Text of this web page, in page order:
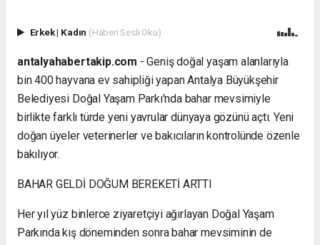
Erkek| Kadın (Haberi Sesli Oku)
antalyahabertakip.com - Geniş doğal yaşam alanlarıyla
bin 400 hayvana ev sahipliği yapan Antalya Büyükşehir
Belediyesi Doğal Yaşam Parkı'nda bahar mevsimiyle
birlikte farklı türde yeni yavrular dünyaya gözünü açtı. Yeni
doğan üyeler veterinerler ve bakıcıların kontrolünde özenle
bakılıyor.
BAHAR GELDİ DOĞUM BEREKETİ ARTTI
Her yıl yüz binlerce ziyaretçiyi ağırlayan Doğal Yaşam
Parkında kış döneminden sonra bahar mevsiminin de